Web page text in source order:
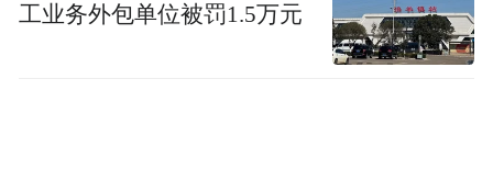
工业务外包单位被罚1.5万元